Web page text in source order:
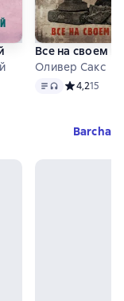
2,2 на основе 5
Все на своем
Оливер Сакс
Matn , audio
Средний
4,215
Barcha